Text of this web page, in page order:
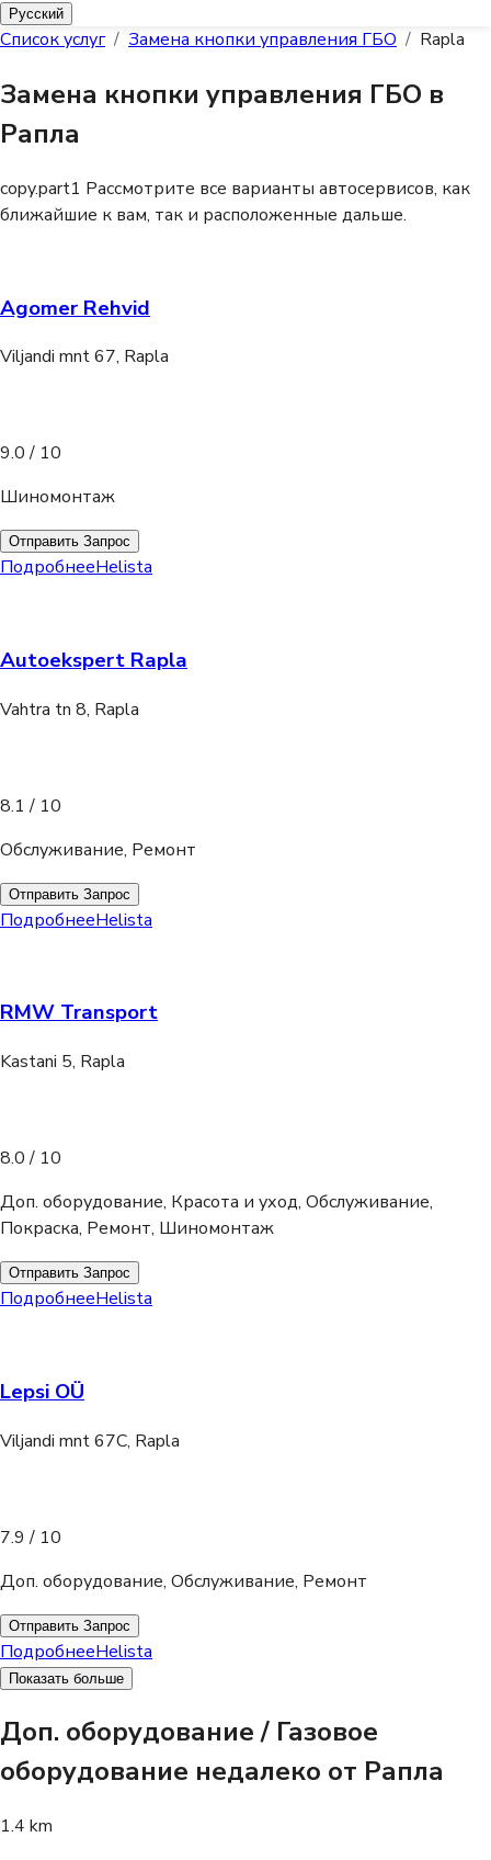
Русский
Список услуг / Замена кнопки управления ГБО / Rapla
Замена кнопки управления ГБО в
Рапла
copy.part1 Рассмотрите все варианты автосервисов, как
ближайшие к вам, так и расположенные дальше.
Agomer Rehvid
Viljandi mnt 67, Rapla
9.0 / 10
Шиномонтаж
Отправить Запрос
ПодробнееHelista
Autoekspert Rapla
Vahtra tn 8, Rapla
8.1 / 10
Обслуживание, Ремонт
Отправить Запрос
ПодробнееHelista
RMW Transport
Kastani 5, Rapla
8.0 / 10
Доп. оборудование, Красота и уход, Обслуживание,
Покраска, Ремонт, Шиномонтаж
Отправить Запрос
ПодробнееHelista
Lepsi OÜ
Viljandi mnt 67C, Rapla
7.9 / 10
Доп. оборудование, Обслуживание, Ремонт
Отправить Запрос
ПодробнееHelista
Показать больше
Доп. оборудование / Газовое
оборудование недалеко от Рапла
1.4 km